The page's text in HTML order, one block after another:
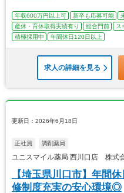
年収600万円以上可 新卒も応募可能
産休・育休取得実績有り
総合門前 ス
積極採用中
年間休日120日以上
求人の詳細を見る
更新日：2026年6月18日
正社員 調剤薬局
ユニスマイル薬局 西川口店 株式
【埼玉県川口市】年間
修制度充実の安心環境◎